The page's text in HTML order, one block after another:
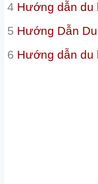
4 Hướng dẫn du
5 Hướng Dẫn
6 Hướng dẫn du